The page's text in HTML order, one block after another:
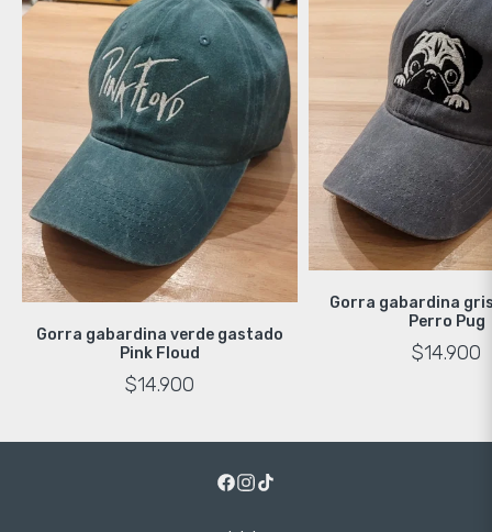
Gorra gabardina verde gastado
Pink Floud
$14.900
Gorra gabardina
Perro Pug
$14.900